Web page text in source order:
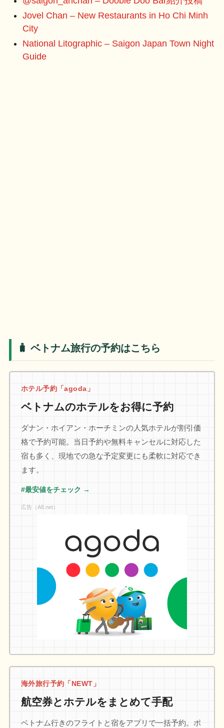
Jovel Chan – New Restaurants in Ho Chi Minh
City
National Litographic – Saigon Japan Town Night
Guide
🧳 ベトナム旅行の予約はこちら
ホテル予約「agoda」
ベトナムのホテルをお得に予約
ダナン・ホイアン・ホーチミンの人気ホテルが割引価
格で予約可能。当日予約や無料キャンセルに対応した
宿も多く、現地での急な予定変更にも柔軟に対応でき
ます。
#最安値をチェック →
広告（A8.net）
海外旅行予約「NEWT」
航空券とホテルをまとめて手配
ベトナム行きのフライトと宿をアプリで一括予約。ポ